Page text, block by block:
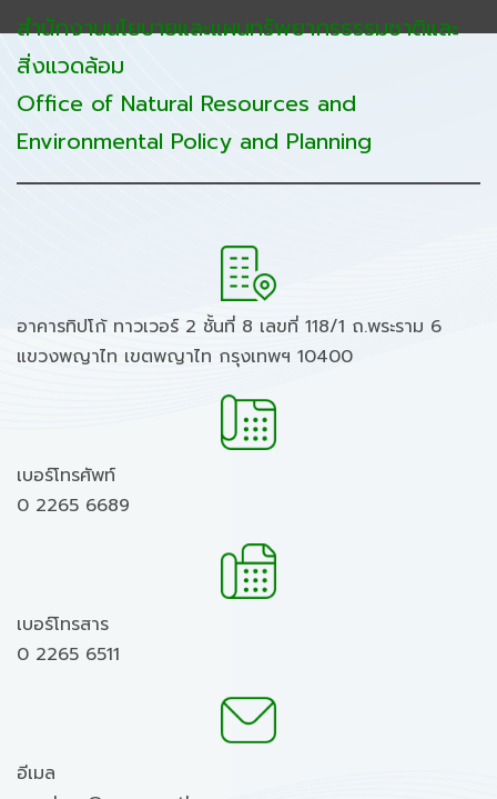
สำนักงานนโยบายและแผนทรัพยากรธรรมชาติและ
สิ่งแวดล้อม
Office of Natural Resources and
Environmental Policy and Planning
อาคารทิปโก้ ทาวเวอร์ 2 ชั้นที่ 8 เลขที่ 118/1 ถ.พระราม 6
แขวงพญาไท เขตพญาไท กรุงเทพฯ 10400
เบอร์โทรศัพท์
0 2265 6689
เบอร์โทรสาร
0 2265 6511
อีเมล